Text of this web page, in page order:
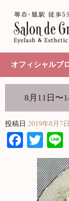
オフィシャルブ
8月11日〜
投稿日 2019年8月7日